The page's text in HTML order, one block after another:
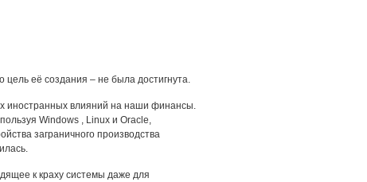
цель её создания – не была достигнута.
иностранных влияний на наши финансы.
Windows , Linux и Oracle,
заграничного производства
к краху системы даже для